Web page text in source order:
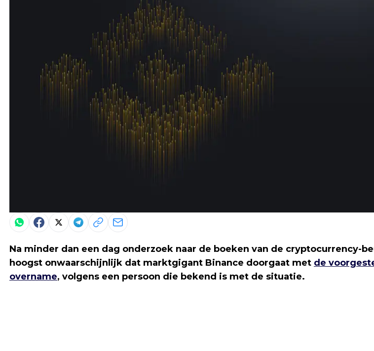
Na minder dan een dag onderzoek naar de boeken van de cryptocurrency-
hoogst onwaarschijnlijk dat marktgigant Binance doorgaat met de
overname, volgens een persoon die bekend is met de situatie.